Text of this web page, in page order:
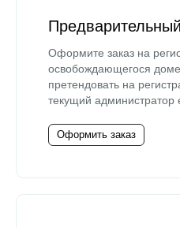
Оформите заказ на
освобождающегося
претендовать на
текущий администратор
Оформить заказ